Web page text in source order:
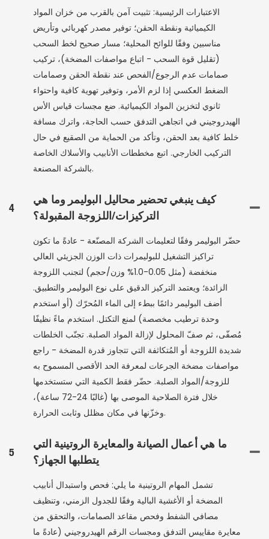
الاعتبارات الرئيسية: تثبيت آمن بالقرب من خزان المواد
الكيميائية ونقطة الحقن؛ توفير مصدر كهربائي وتأريض
مناسبين وفقًا للوائح المحلية؛ مسار صحيح لخط السحب
(تقليل قوة السحب - اتباع مواصفات المضخة)، تركيب
صمامات عدم الرجوع/الفحص عند نقطة الحقن وصمامات
الضغط العكسي إذا لزم الأمر، وتوفير تهوية كافية واحتواء
ثانوي لتخزين المواد الكيميائية. ضع مجسات قياس الأس
الهيدروجيني في اتجاهي التدفق حسب الحاجة، واترك مسافة
خلط كافية بعد الحقن، وتأكد من الحماية من الصقيع في حال
التركيب الخارجي. اتبع مخططات الأنابيب والأسلاك الخاصة
بالشركة المصنعة.
4
كيف ينبغي تحضير محاليل البوليمر وما هي
التركيزات/اللزوجة المقبولة؟
حضّر البوليمر وفقًا لتعليمات الشركة المصنّعة - عادةً ما تكون
تراكيز التشغيل للبوليمرات ذات الوزن الجزيئي العالي
منخفضة (مثل 0.05-1.0% وزن/حجم) لتجنب اللزوجة
الزائدة؛ ويعتمد التركيز الدقيق على نوع البوليمر والتطبيق.
أضف البوليمر دائمًا ببطء إلى الماء المُحرّك (أو استخدم
وحدة ترطيب مخصصة) لمنع التكتل. استخدم ماءً نظيفًا
مُصفّى، ثم صفّ المحلول لإزالة المواد الصلبة. تجنّب الخلطات
شديدة اللزوجة أو المُتكاثفة التي تتجاوز قدرة المضخة - راجع
مواصفات مضخة الجرعات لمعرفة الحد الأقصى المسموح به
للزوجة/المواد الصلبة. حضّر فقط الكمية التي ستستخدمها
خلال فترة الصلاحية الموصى بها (غالبًا 24-72 ساعة)،
وخزّنها في مكان مظلل وثابت الحرارة.
5
ما هي أعمال الصيانة والمعايرة الروتينية التي
يتطلبها الجهاز؟
تشمل المهام الروتينية ما يلي: فحص واستبدال أنابيب
المضخة أو الأغشية البالية وفقًا للجدول الزمني، وتنظيف
مصافي الشفط وفحص مقاعد الصمامات، والتحقق من
معايرة مقاييس التدفق ومجسات الرقم الهيدروجيني (عادةً ما